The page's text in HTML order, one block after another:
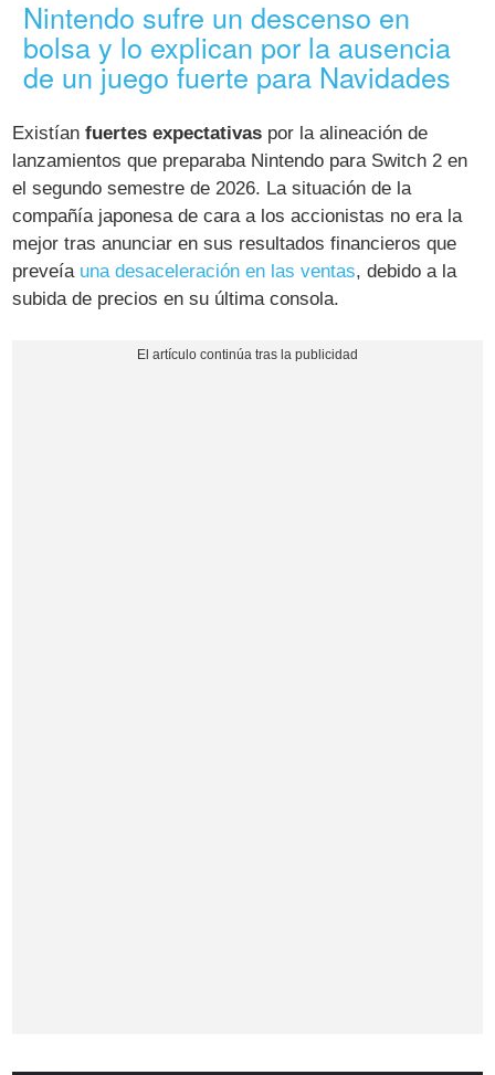
Nintendo sufre un descenso en
bolsa y lo explican por la ausencia
de un juego fuerte para Navidades
Existíanfuertes expectativas por la alineación de
lanzamientos que preparaba Nintendo para Switch 2 en
el segundo semestre de 2026. La situación de la
compañía japonesa de cara a los accionistas no era la
mejor tras anunciar en sus resultados financieros que
preveía una desaceleración en las ventas, debido a la
subida de precios en su última consola.